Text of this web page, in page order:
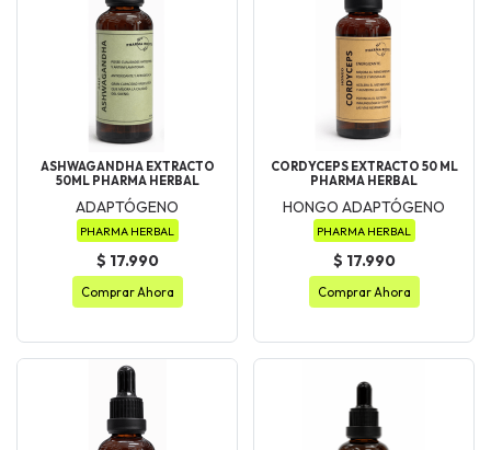
ASHWAGANDHA EXTRACTO
50ML PHARMA HERBAL
ADAPTÓGENO
PHARMA HERBAL
$ 17.990
Comprar Ahora
CORDYCEPS EXTRACTO 50 ML
PHARMA HERBAL
HONGO ADAPTÓGENO
PHARMA HERBAL
$ 17.990
Comprar Ahora